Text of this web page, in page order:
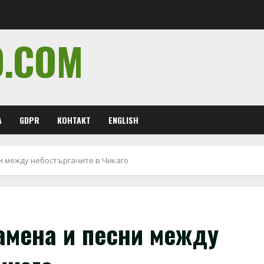
GDPR КОНТАКТ ENGLISH
между небостъргачите в Чикаго
и песни между